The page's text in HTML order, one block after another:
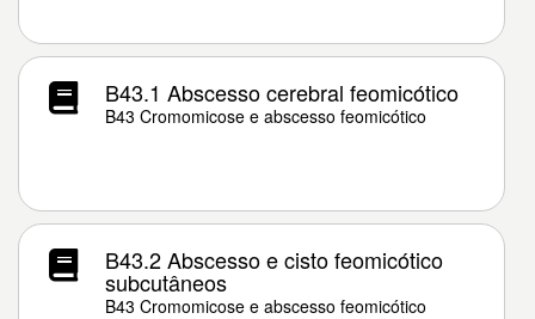
B43.1 Abscesso cerebral feomicótico
B43 Cromomicose e abscesso feomicótico
B43.2 Abscesso e cisto feomicótico
subcutâneos
B43 Cromomicose e abscesso feomicótico